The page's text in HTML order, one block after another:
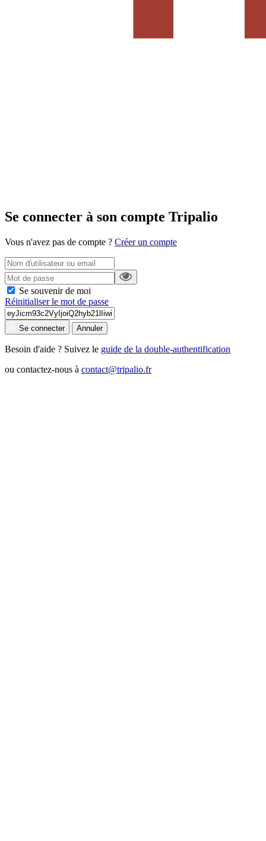
Se connecter à son compte Tripalio
Vous n'avez pas de compte ? Créer un compte
Se souvenir de moi
Réinitialiser le mot de passe
Se connecter Annuler
Besoin d'aide ? Suivez le guide de la double-authentification
ou contactez-nous à contact@tripalio.fr